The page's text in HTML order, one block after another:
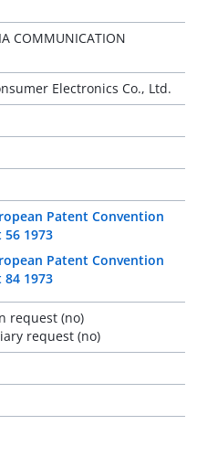
COMMUNICATION
Electronics Co., Ltd.
Patent Convention
56 1973
Patent Convention
84 1973
request (no)
request (no)